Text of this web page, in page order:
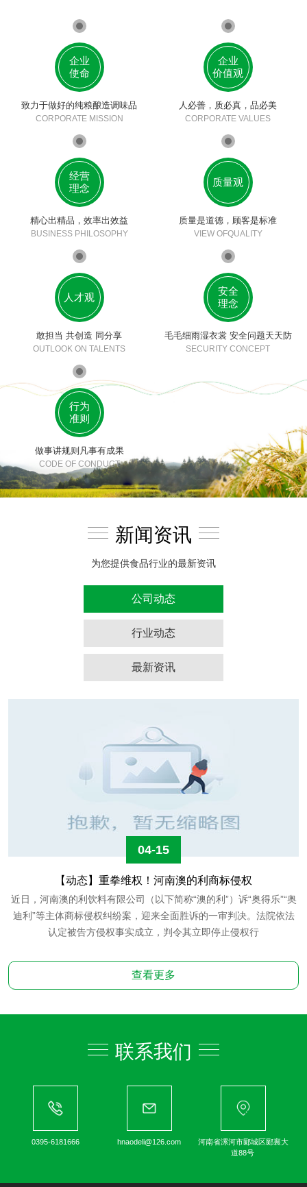
企业
使命
致力于做好的纯粮酿造调味品
CORPORATE MISSION
企业
价值观
人必善，质必真，品必美
CORPORATE VALUES
经营
理念
精心出精品，效率出效益
BUSINESS PHILOSOPHY
质量观
质量是道德，顾客是标准
VIEW OFQUALITY
人才观
敢担当 共创造 同分享
OUTLOOK ON TALENTS
安全
理念
毛毛细雨湿衣裳 安全问题天天防
SECURITY CONCEPT
行为
准则
做事讲规则凡事有成果
CODE OF CONDUCT
新闻资讯
为您提供食品行业的最新资讯
公司动态
行业动态
最新资讯
04-15
【动态】重拳维权！河南澳的利商标侵权
近日，河南澳的利饮料有限公司（以下简称“澳的利”）诉“奥得乐”“奥
迪利”等主体商标侵权纠纷案，迎来全面胜诉的一审判决。法院依法
认定被告方侵权事实成立，判令其立即停止侵权行
查看更多
联系我们
0395-6181666 hnaodeli@126.com
河南省漯河市郾城区郾襄大
道88号